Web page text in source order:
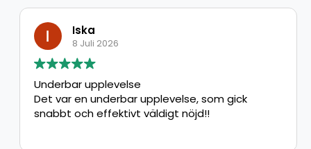
Iska
8 Juli 2026
Underbar upplevelse
Det var en underbar upplevelse, som gick
snabbt och effektivt väldigt nöjd!!